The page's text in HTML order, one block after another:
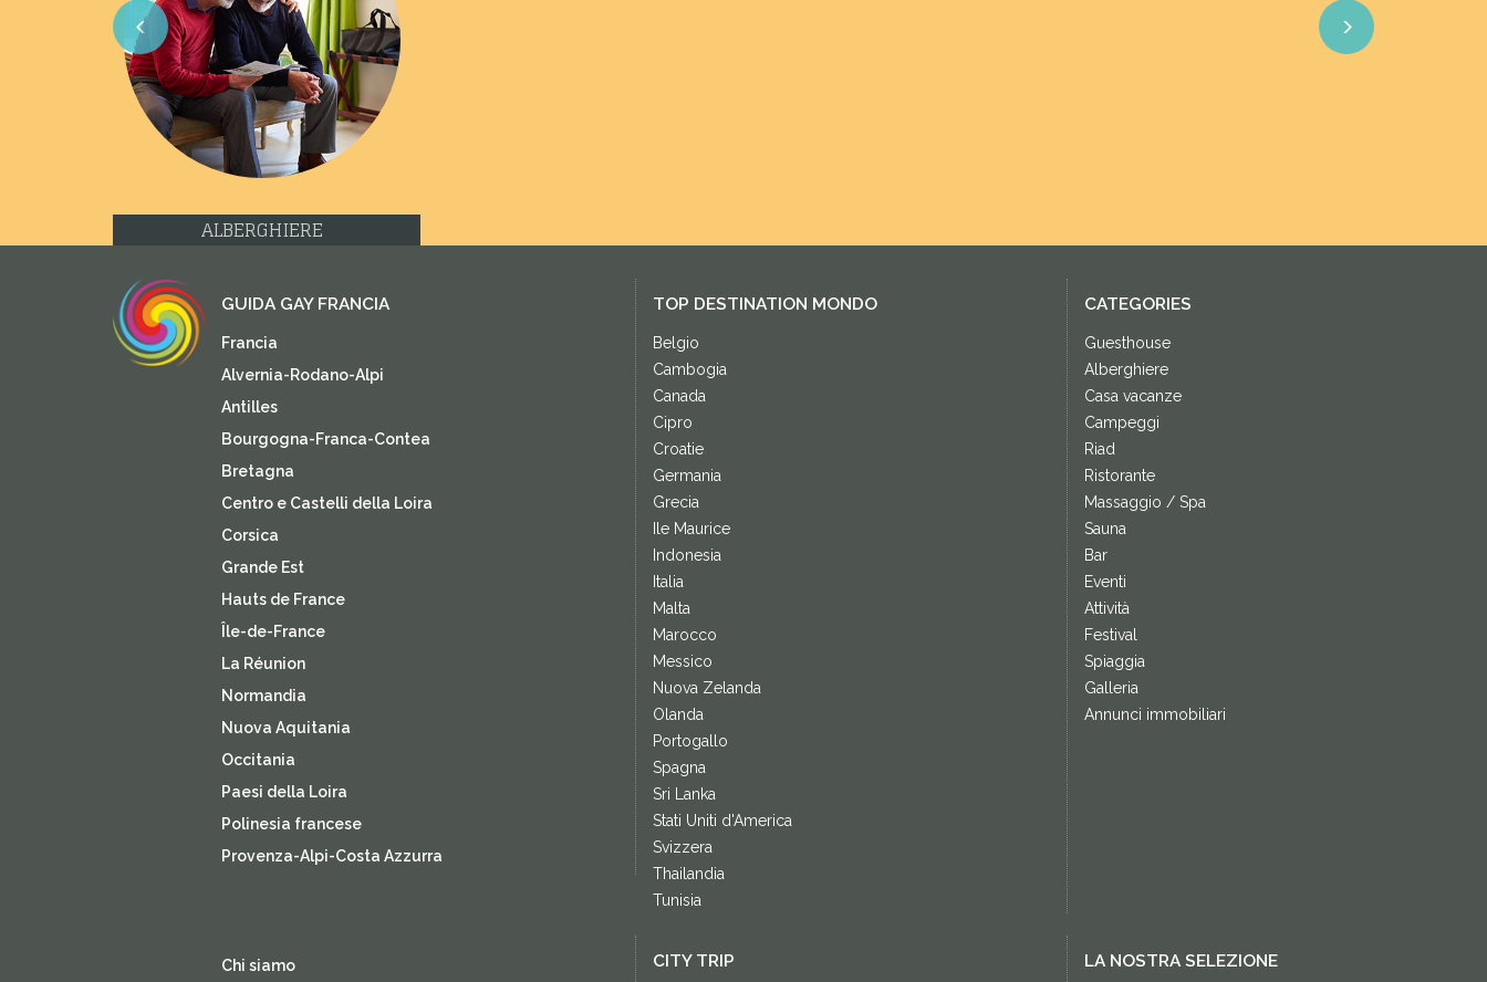
Previous
ALBERGHIERE
GUIDA GAY FRANCIA
Francia
Alvernia-Rodano-Alpi
Antilles
Bourgogna-Franca-Contea
Bretagna
Centro e Castelli della Loira
Corsica
Grande Est
Hauts de France
Île-de-France
La Réunion
Normandia
Nuova Aquitania
Occitania
Paesi della Loira
Polinesia francese
Provenza-Alpi-Costa Azzurra
TOP DESTINATION MONDO
Belgio
Cambogia
Canada
Cipro
Croatie
Germania
Grecia
Ile Maurice
Indonesia
Italia
Malta
Marocco
Messico
Nuova Zelanda
Olanda
Portogallo
Spagna
Sri Lanka
Stati Uniti d'America
Svizzera
Thailandia
Tunisia
CATEGORIES
Guesthouse
Alberghiere
Casa vacanze
Campeggi
Riad
Ristorante
Massaggio / Spa
Sauna
Bar
Eventi
Attività
Festival
Spiaggia
Galleria
Annunci immobiliari
Chi siamo
CITY TRIP LA NOSTRA SELEZIONE